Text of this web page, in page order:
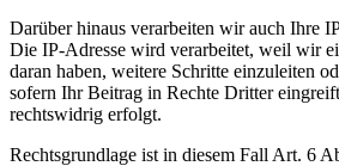
Darüber hinaus verarbeiten wir auch Ihre
Die IP-Adresse wird verarbeitet, weil wir
daran haben, weitere Schritte einzuleiten
sofern Ihr Beitrag in Rechte Dritter
rechtswidrig erfolgt.
Rechtsgrundlage ist in diesem Fall Art. 6